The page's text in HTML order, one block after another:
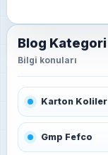
Blog Kategori
Karton Koliler
Gmp Fefco